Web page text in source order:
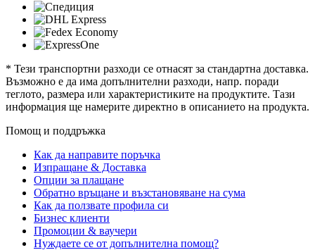
* Тези транспортни разходи се отнасят за стандартна доставка.
Възможно е да има допълнителни разходи, напр. поради
теглото, размера или характеристиките на продуктите. Тази
информация ще намерите директно в описанието на продукта.
Помощ и поддръжка
Как да направите поръчка
Изпращане & Доставка
Опции за плащане
Обратно връщане и възстановяване на сума
Как да ползвате профила си
Бизнес клиенти
Промоции & ваучери
Нуждаете се от допълнителна помощ?